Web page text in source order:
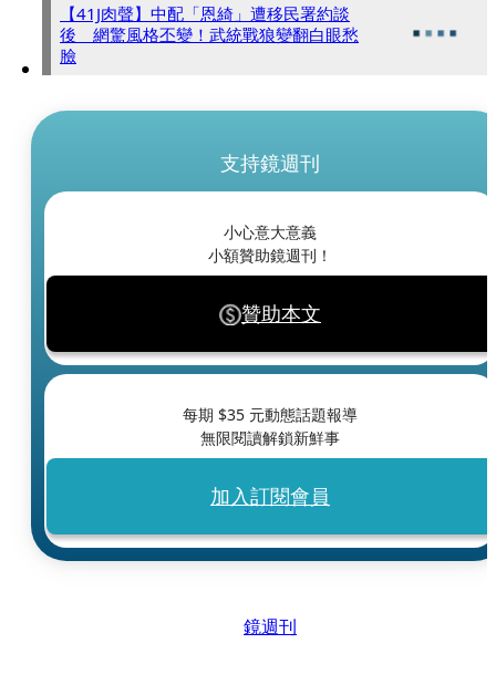
【41J肉聲】中配「恩綺」遭移民署約談
後 網驚風格丕變！武統戰狼變翻白眼愁
臉
支持鏡週刊
小心意大意義
小額贊助鏡週刊！
贊助本文
每期 $35 元動態話題報導
無限閱讀解鎖新鮮事
加入訂閱會員
鏡週刊